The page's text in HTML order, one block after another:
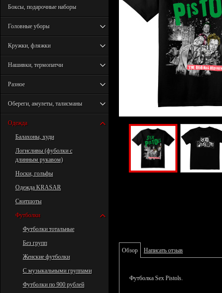
Боксы, подарочные наборы
Головные уборы
Кружки, фляжки
Нашивки, термопатчи
Разное
Обереги, амулеты, талисманы
Одежда
Балахоны, худи
Логнсливы (фуболки с
длинным рукавом)
Носки, гольфы
Одежда KRASAR
Свитшоты
Футболки
Футболки тотальные
Без групп
Женские футболки
С музыкальными группами
Футболки по 900 рублей
Обзор Написать отзыв
Футболка Sex Pistols.